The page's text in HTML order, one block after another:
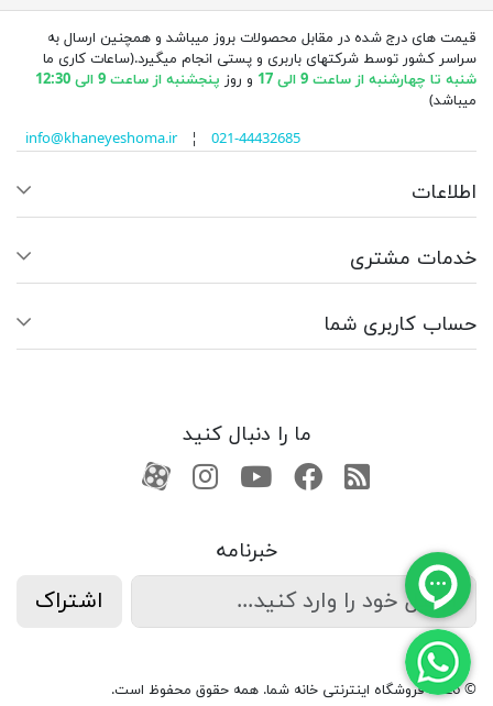
قیمت های درج شده در مقابل محصولات بروز میباشد و همچنین ارسال به
سراسر کشور توسط شرکتهای باربری و پستی انجام میگیرد.(ساعات کاری ما
شنبه تا چهارشنبه از ساعت 9 الی 17
و روز پنجشنبه از ساعت 9 الی 12:30
میباشد)
info@khaneyeshoma.ir¦ 021-44432685
اطلاعات
خدمات مشتری
حساب کاربری شما
ما را دنبال کنید
RSSفیسبوکیوتیوبکانال آپارات
کانال آپارات
خبرنامه
اشتراک
© 2026 فروشگاه اینترنتی خانه شما. همه حقوق محفوظ است.